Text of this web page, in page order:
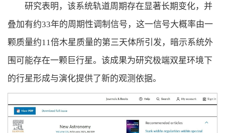
研究表明，该系统轨道周期存在显著长期变化，并
叠加有约33年的周期性调制信号，这一信号大概率由一
颗质量约11倍木星质量的第三天体所引发，暗示系统外
围可能存在一颗巨行星。该成果为研究极端双星环境下
的行星形成与演化提供了新的观测依据。